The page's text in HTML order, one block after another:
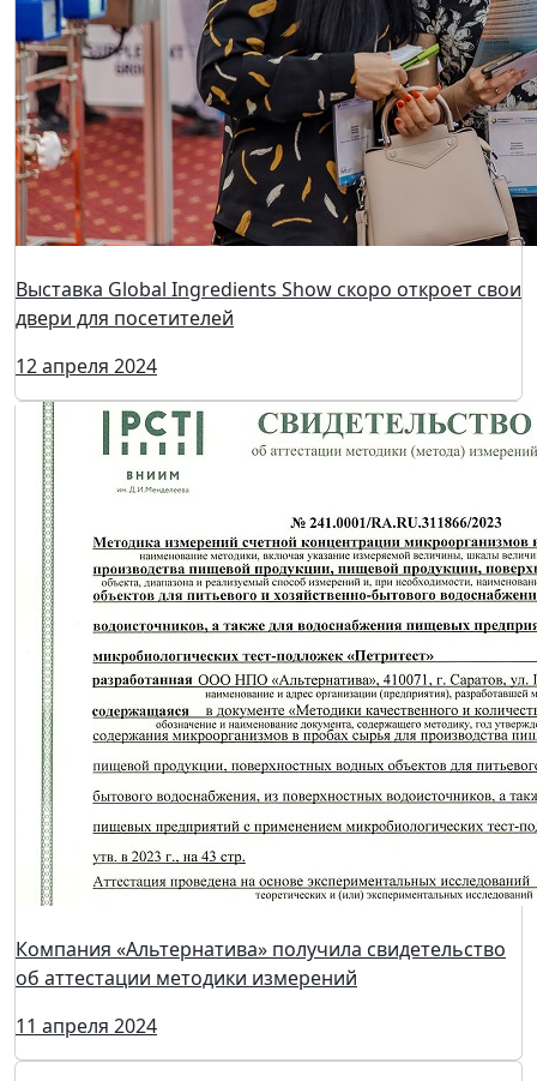
Через несколько лет Россия сможет начать экспорт
лимонной кислоты
15 апреля 2024